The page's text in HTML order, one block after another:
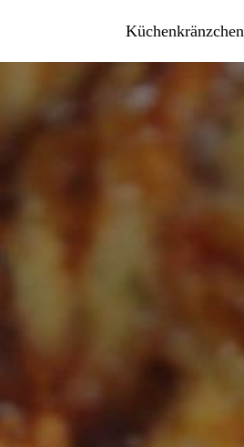
Küchenkränzchen